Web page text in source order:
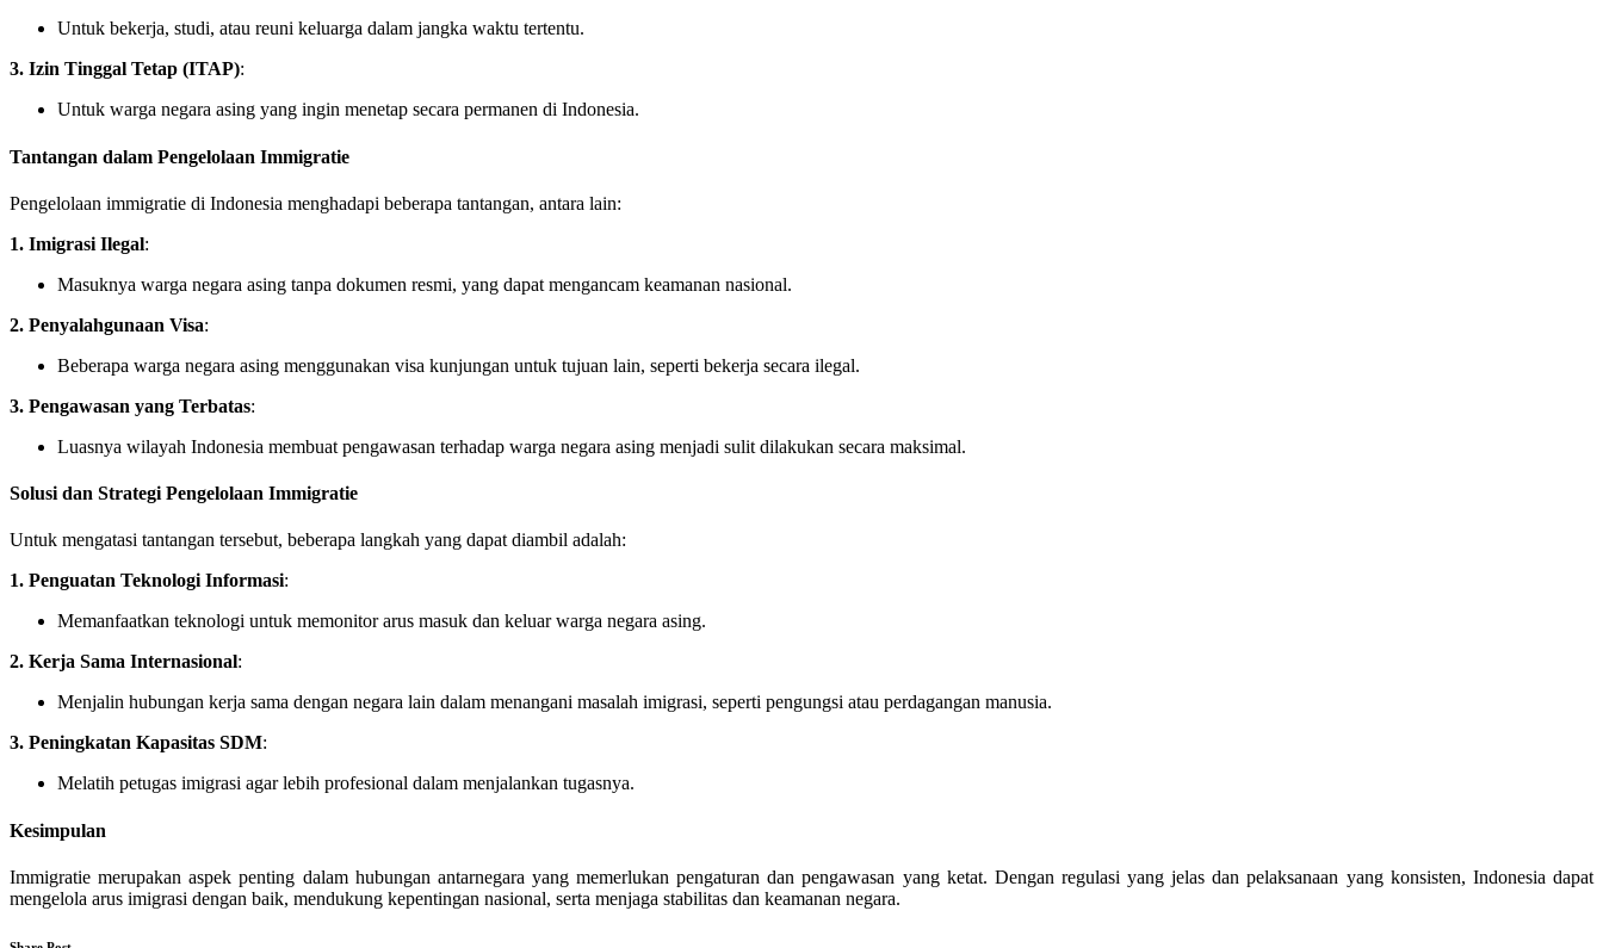
Untuk bekerja, studi, atau reuni keluarga dalam jangka waktu tertentu.
3. Izin Tinggal Tetap (ITAP):
Untuk warga negara asing yang ingin menetap secara permanen di Indonesia.
Tantangan dalam Pengelolaan Immigratie
Pengelolaan immigratie di Indonesia menghadapi beberapa tantangan, antara lain:
1. Imigrasi Ilegal:
Masuknya warga negara asing tanpa dokumen resmi, yang dapat mengancam keamanan nasional.
2. Penyalahgunaan Visa:
Beberapa warga negara asing menggunakan visa kunjungan untuk tujuan lain, seperti bekerja secara ilegal.
3. Pengawasan yang Terbatas:
Luasnya wilayah Indonesia membuat pengawasan terhadap warga negara asing menjadi sulit dilakukan secara maksimal.
Solusi dan Strategi Pengelolaan Immigratie
Untuk mengatasi tantangan tersebut, beberapa langkah yang dapat diambil adalah:
1. Penguatan Teknologi Informasi:
Memanfaatkan teknologi untuk memonitor arus masuk dan keluar warga negara asing.
2. Kerja Sama Internasional:
Menjalin hubungan kerja sama dengan negara lain dalam menangani masalah imigrasi, seperti pengungsi atau perdagangan manusia.
3. Peningkatan Kapasitas SDM:
Melatih petugas imigrasi agar lebih profesional dalam menjalankan tugasnya.
Kesimpulan
Immigratie merupakan aspek penting dalam hubungan antarnegara yang memerlukan pengaturan dan pengawasan yang ketat. Dengan regulasi yang jelas dan pelaksanaan yang konsisten, Indonesia dapat
mengelola arus imigrasi dengan baik, mendukung kepentingan nasional, serta menjaga stabilitas dan keamanan negara.